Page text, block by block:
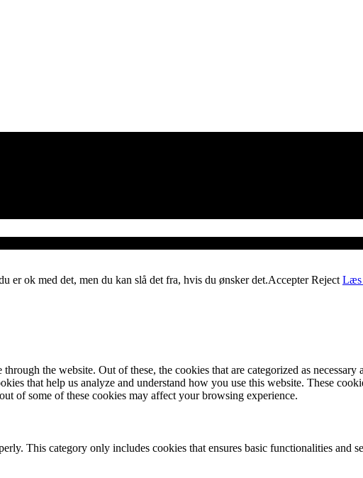
er ok med det, men du kan slå det fra, hvis du ønsker det.Accepter Reject Læs
the website. Out of these, the cookies that are categorized as necessary
that help us analyze and understand how you use this website. These
of some of these cookies may affect your browsing experience.
This category only includes cookies that ensures basic functionalities and